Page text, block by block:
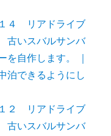
４ リアドライブ
古いスバルサンバ
を自作します。 ｜
泊できるようにし
２ リアドライブ
古いスバルサンバ